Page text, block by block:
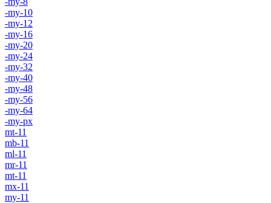
-my-10
-my-12
-my-16
-my-20
-my-24
-my-32
-my-40
-my-48
-my-56
-my-64
-my-px
mt-11
mb-11
ml-11
mr-11
mt-11
mx-11
my-11